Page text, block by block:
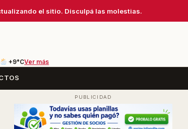
el sitio. Disculpá las molestias.
+9°CVer más